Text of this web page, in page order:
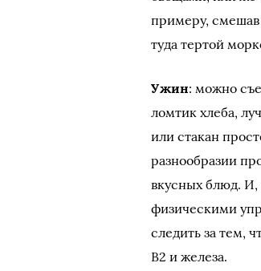
примеру, смешав
туда тертой
Ужин: можно
ломтик хлеба,
или стакан
разнообразии
вкусных блюд. И,
физическими
следить за тем,
В2 и железа.